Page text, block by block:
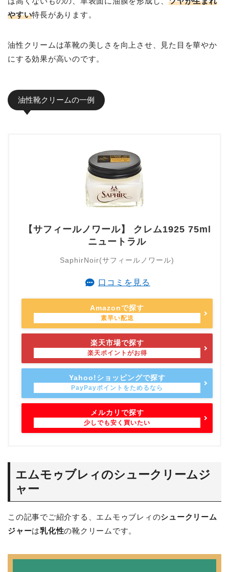
やすい特長があります。
油性クリームは革靴の美しさを向上させ、見た目を華やか
にする効果が高いのです。
油性靴クリームの一例
【サフィールノワール】 クレム1925 75ml
ニュートラル
SaphirNoir(サフィールノワール)
口コミを見る
Amazonで探す
楽天市場で探す
Yahoo!ショッピングで探す
メルカリで探す
エムモゥブレィのシュークリームジ
ャー
この記事でご紹介する、エムモゥブレィのシュークリーム
ジャーは乳化性の靴クリームです。